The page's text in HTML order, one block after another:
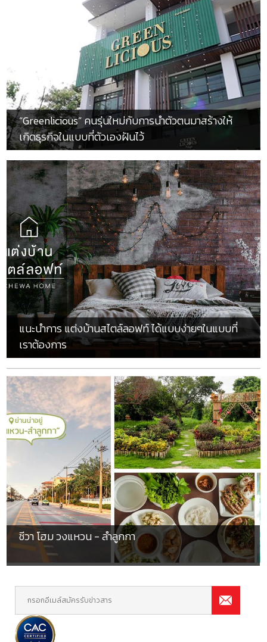
“Greenlicious” คนรุ่นใหม่กับการนำตัวตนมาสร้างให้
เกิดธุรกิจในแบบที่ตัวเองฝันไว้
แนะนำการ แต่งบ้านสไตล์ลอฟท์ ได้แบบง่ายๆในแบบที่
เราต้องการ
ชีวา โฮม วงแหวน - ลำลูกกา